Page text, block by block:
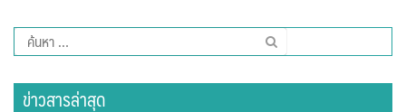
รถโดยสารประจำทาง น่าน – ปัว
รถโดยสารประจำทาง ปัว – บ่อเกลือ
ค้นหา
สำหรับ:
ข่าวสารล่าสุด